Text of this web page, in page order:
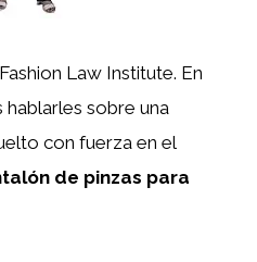
Law Institute. En
sobre una
con fuerza en el
de pinzas para